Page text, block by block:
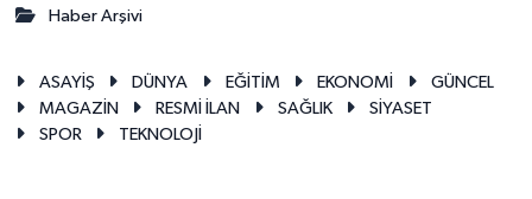
Haber Arşivi
ASAYİŞ DÜNYA EĞİTİM EKONOMİ
GÜNCEL
MAGAZİN
RESMİ İLAN SAĞLIK
SİYASET
SPOR
TEKNOLOJİ